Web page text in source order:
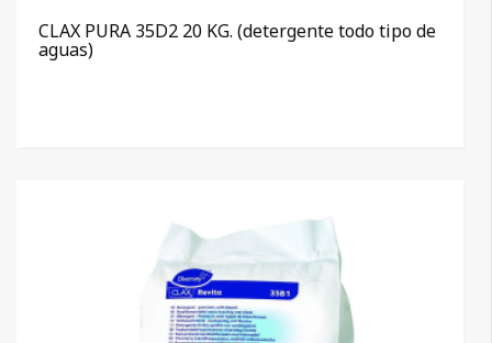
CLAX PURA 35D2 20 KG. (detergente todo tipo de
aguas)